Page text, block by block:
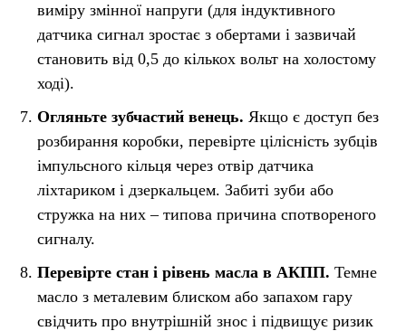
виміру змінної напруги (для індуктивного
датчика сигнал зростає з обертами і зазвичай
становить від 0,5 до кількох вольт на холостому
ході).
Огляньте зубчастий венець. Якщо є доступ без
розбирання коробки, перевірте цілісність зубців
імпульсного кільця через отвір датчика
ліхтариком і дзеркальцем. Забиті зуби або
стружка на них – типова причина спотвореного
сигналу.
Перевірте стан і рівень масла в АКПП. Темне
масло з металевим блиском або запахом гару
свідчить про внутрішній знос і підвищує ризик